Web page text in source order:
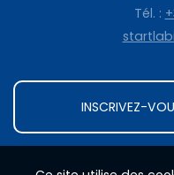
Tél. :
INSCRIVEZ-